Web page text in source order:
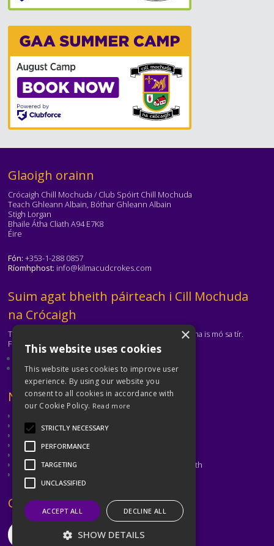
Téasc
Glaoigh orainn
Crócaigh Chill Mochuda / Club Spóirt Chill Mochuda
Teach Ghleann Albain, Bóthar Ghleann Albain
Stigh Lorgan
Bhaile Átha Cliath A94 E7K8
Éire
Fón: +353-1-288 0857
Ríomhphost: info@kilmacudcrokes.com
Téasc
Suim agat bheith páirteach i Cill Mochuda
na Crócaigh
Tá Cill Mochuda na Crócaigh ar cheann de na clubanna is mó sa tír.
Freastalaímid ar gach aois agus ar gach cumas.
Déan teagmháil leis an gclub
Téasc
Naisc Úsáideacha
CLG Átha Cliath
Cumann Peil Ghaelach na mBan
Cumann Camógaíochta
CLG Laighean
Oiliúint agus Forbairt Cluichí CLG Bhaile Átha Cliath
Téasc
Coinnigh i dTeagmháil
×
This website uses cookies
This website uses cookies to improve user
experience. By using our website you
consent to all cookies in accordance with
our Cookie Policy. Read more
STRICTLY NECESSARY
PERFORMANCE
TARGETING
UNCLASSIFIED
ACCEPT ALL DECLINE ALL
SHOW DETAILS